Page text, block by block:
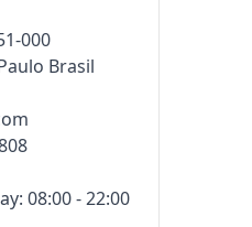
000
Brasil
08:00 - 22:00